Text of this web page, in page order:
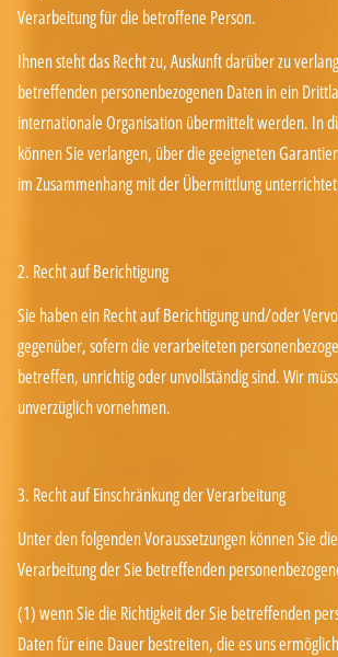
Verarbeitung für die betroffene Person.
Ihnen steht das Recht zu, Auskunft darüber zu
betreffenden personenbezogenen Daten in ein
internationale Organisation übermittelt werden. In
können Sie verlangen, über die geeigneten
im Zusammenhang mit der Übermittlung
2. Recht auf Berichtigung
Sie haben ein Recht auf Berichtigung und/oder
gegenüber, sofern die verarbeiteten
betreffen, unrichtig oder unvollständig sind. Wir
unverzüglich vornehmen.
3. Recht auf Einschränkung der Verarbeitung
Unter den folgenden Voraussetzungen können Sie
Verarbeitung der Sie betreffenden
(1) wenn Sie die Richtigkeit der Sie betreffenden
Daten für eine Dauer bestreiten, die es uns